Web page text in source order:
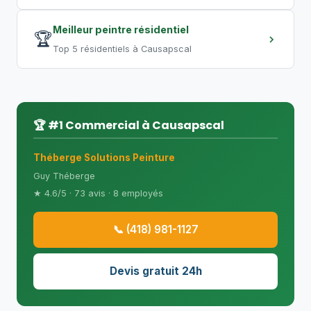
🏆Meilleur peintre résidentiel
Top 5 résidentiels à Causapscal
🏆 #1 Commercial à Causapscal
Théberge Solutions Peinture
Guy Théberge
★ 4.6/5 · 73 avis · 8 employés
📞 (418) 981-1127
Devis gratuit 24h